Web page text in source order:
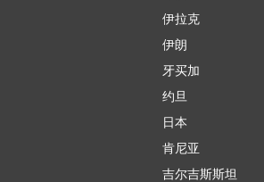
伊拉克
伊朗
牙买加
约旦
日本
肯尼亚
吉尔吉斯斯坦